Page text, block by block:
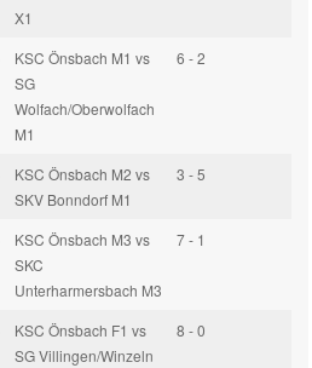
X1
KSC Önsbach M1 vs
SG
Wolfach/Oberwolfach
M1
6 - 2
KSC Önsbach M2 vs
SKV Bonndorf M1
3 - 5
KSC Önsbach M3 vs
SKC
Unterharmersbach M3
7 - 1
KSC Önsbach F1 vs
SG Villingen/Winzeln
8 - 0